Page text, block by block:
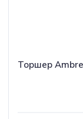
Торшер